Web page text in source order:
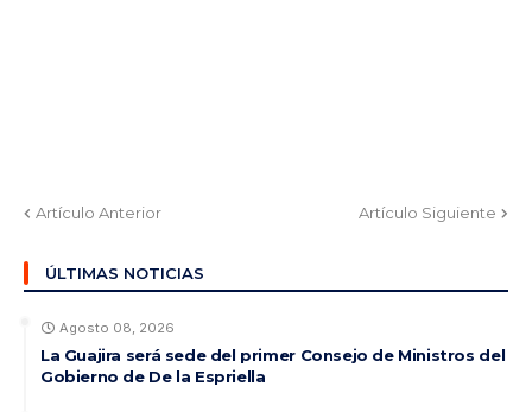
Artículo Anterior Artículo Siguiente
ÚLTIMAS NOTICIAS
Agosto 08, 2026
La Guajira será sede del primer Consejo de Ministros del
Gobierno de De la Espriella